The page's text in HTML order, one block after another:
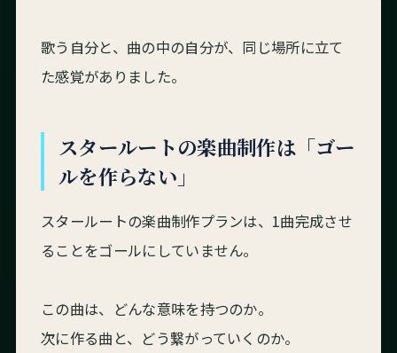
歌う自分と、曲の中の自分が、同じ場所に立て
た感覚がありました。
スタールートの楽曲制作は「ゴー
ルを作らない」
スタールートの楽曲制作プランは、1曲完成させ
ることをゴールにしていません。
この曲は、どんな意味を持つのか。
次に作る曲と、どう繋がっていくのか。